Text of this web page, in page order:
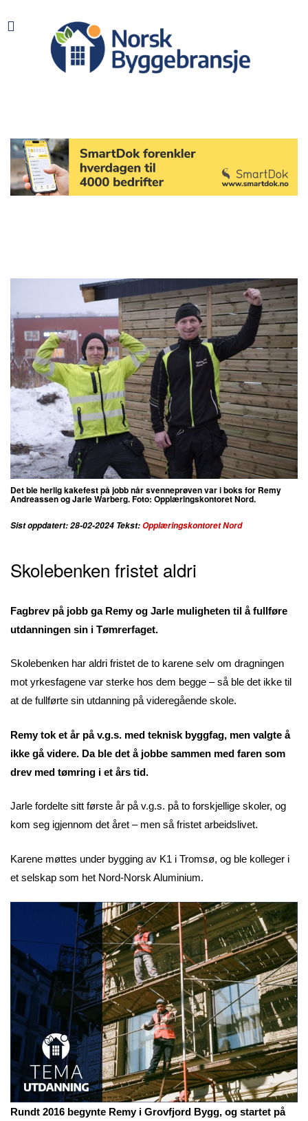
Det ble herlig kakefest på jobb når svenneprøven var i boks for Remy
Andreassen og Jarle Warberg. Foto: Opplæringskontoret Nord.
Sist oppdatert: 28-02-2024 Tekst:Opplæringskontoret Nord
Skolebenken fristet aldri
Fagbrev på jobb ga Remy og Jarle muligheten til å fullføre
utdanningen sin i Tømrerfaget.
Skolebenken har aldri fristet de to karene selv om dragningen
mot yrkesfagene var sterke hos dem begge – så ble det ikke til
at de fullførte sin utdanning på videregående skole.
Remy tok et år på v.g.s. med teknisk byggfag, men valgte å
ikke gå videre. Da ble det å jobbe sammen med faren som
drev med tømring i et års tid.
Jarle fordelte sitt første år på v.g.s. på to forskjellige skoler, og
kom seg igjennom det året – men så fristet arbeidslivet.
Karene møttes under bygging av K1 i Tromsø, og ble kolleger i
et selskap som het Nord-Norsk Aluminium.
Rundt 2016 begynte Remy i Grovfjord Bygg, og startet på